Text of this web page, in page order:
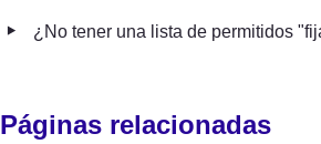
‣ ¿No tener una lista de permitidos
Páginas relacionadas